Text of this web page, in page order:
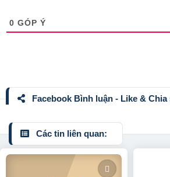
0 GÓP Ý
Facebook Bình luận - Like & Chia
Các tin liên quan: